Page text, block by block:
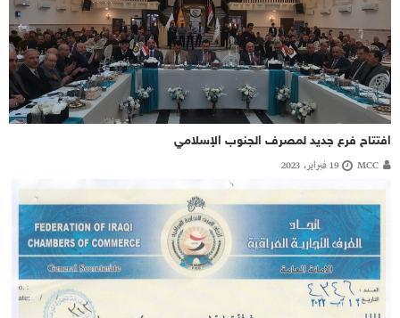
افتتاح فرع جديد لمصرف الجنوب الإسلامي
MCC 19 فبراير، 2023